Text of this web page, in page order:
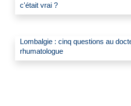
c'était vrai ?
Lombalgie : cinq questions au
rhumatologue